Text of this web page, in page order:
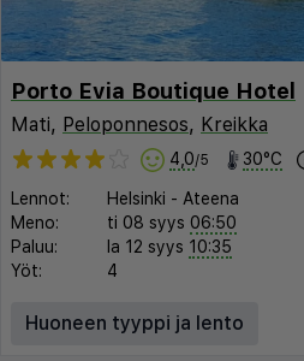
Porto Evia Boutique Hotel
Mati, Peloponnesos, Kreikka
4,0/5 30°C
Lennot: Helsinki - Ateena
Meno:
ti 08 syys 06:50
Paluu:
la 12 syys 10:35
Yöt:
4
Huoneen tyyppi ja lento